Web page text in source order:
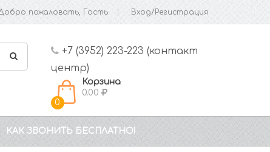
пожаловать, Гость Вход/Регистрация
+7 (3952) 223-223 (контакт
центр)
0
Корзина
0.00
КАК ЗВОНИТЬ БЕСПЛАТНО!